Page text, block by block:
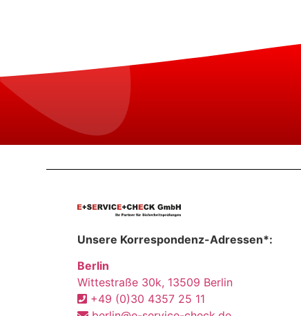
Unsere Korrespondenz-Adressen*:
Berlin
Wittestraße 30k, 13509 Berlin
+49 (0)30 4357 25 11